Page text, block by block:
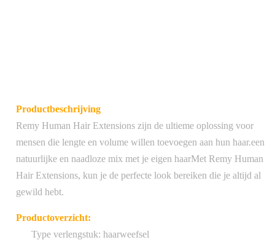
Productbeschrijving
Remy Human Hair Extensions zijn de ultieme oplossing voor
mensen die lengte en volume willen toevoegen aan hun haar.een
natuurlijke en naadloze mix met je eigen haarMet Remy Human
Hair Extensions, kun je de perfecte look bereiken die je altijd al
gewild hebt.
Productoverzicht:
Type verlengstuk: haarweefsel